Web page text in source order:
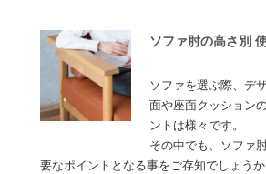
ソファ肘の高さ別
ソファを選ぶ際、デ
面や座面クッション
ントは様々です。
その中でも、ソファ
要なポイントとなる事をご存知でしょうか